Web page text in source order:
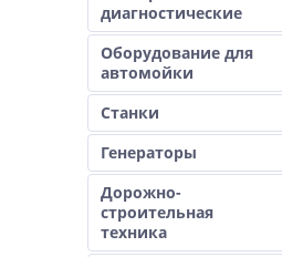
диагностические
Оборудование для
автомойки
Станки
Генераторы
Дорожно-
строительная
техника